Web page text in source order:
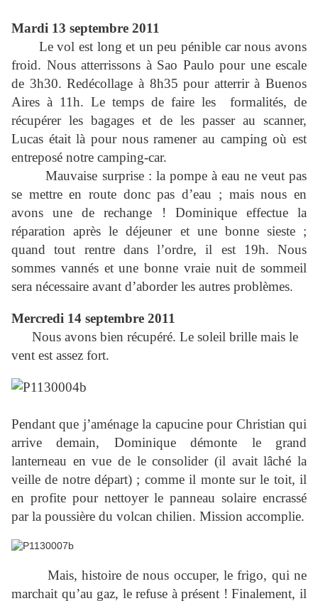
Mardi 13 septembre 2011
Le vol est long et un peu pénible car nous avons
froid. Nous atterrissons à Sao Paulo pour une escale
de 3h30. Redécollage à 8h35 pour atterrir à Buenos
Aires à 11h. Le temps de faire les
formalités, de
récupérer les bagages et de les passer au scanner,
Lucas était là pour nous ramener au camping où est
entreposé notre camping-car.
Mauvaise surprise : la pompe à eau ne veut pas
se mettre en route donc pas d’eau ; mais nous en
avons une de rechange ! Dominique effectue la
réparation après le déjeuner et une bonne sieste ;
quand tout rentre dans l’ordre, il est 19h. Nous
sommes vannés et une bonne vraie nuit de sommeil
sera nécessaire avant d’aborder les autres problèmes.
Mercredi 14 septembre 2011
Nous avons bien récupéré. Le soleil brille mais le
vent est assez fort.
Pendant que j’aménage la capucine pour Christian qui
arrive demain, Dominique démonte le grand
lanterneau en vue de le consolider (il avait lâché la
veille de notre départ) ; comme il monte sur le toit, il
en profite pour nettoyer le panneau solaire encrassé
par la poussière du volcan chilien. Mission accomplie.
Mais, histoire de nous occuper, le frigo, qui ne
marchait qu’au gaz, le refuse à présent ! Finalement, il